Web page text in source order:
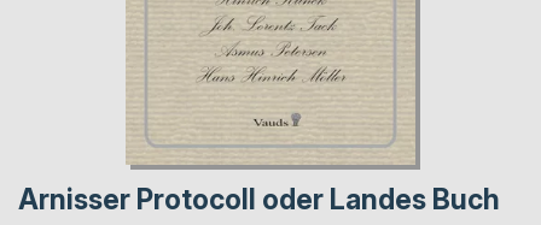
Arnisser Protocoll oder Landes Buch